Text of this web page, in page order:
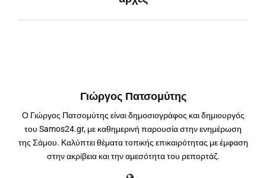
Γιώργος Πατσομύτης
Ο Γιώργος Πατσομύτης είναι δημοσιογράφος και δημιουργός
του Samos24.gr, με καθημερινή παρουσία στην ενημέρωση
της Σάμου. Καλύπτει θέματα τοπικής επικαιρότητας με έμφαση
στην ακρίβεια και την αμεσότητα του ρεπορτάζ.